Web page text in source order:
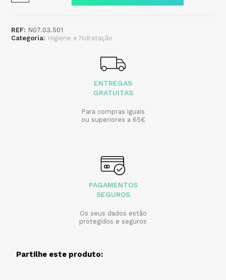
REF: N07.03.501
Categoria: Higiene e hidratação
ENTREGAS
GRATUITAS
Para compras iguais
ou superiores a 65€
PAGAMENTOS
SEGUROS
Os seus dados estão
protegidos e seguros
Partilhe este produto: